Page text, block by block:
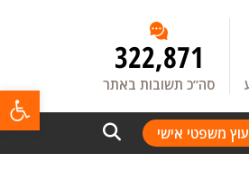
322,871
סה”כ תשובות באתר
משפטי אישי